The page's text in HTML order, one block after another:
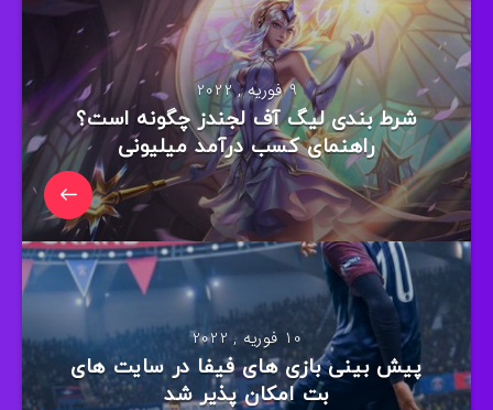
9 فوریه , 2022
شرط بندی لیگ آف لجندز چگونه است؟
راهنمای کسب درآمد میلیونی
10 فوریه , 2022
پیش بینی بازی های فیفا در سایت های
بت امکان پذیر شد